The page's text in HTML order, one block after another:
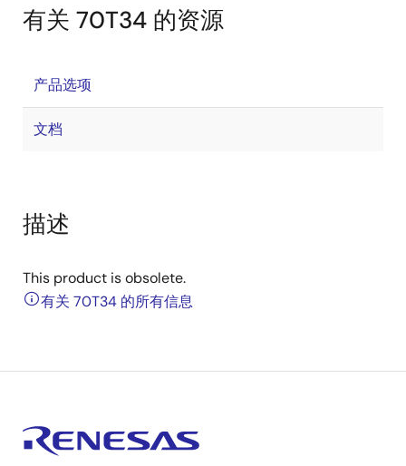
有关 70T34 的资源
产品选项
文档
描述
This product is obsolete.
有关 70T34 的所有信息